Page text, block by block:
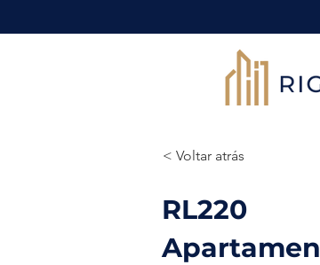
< Voltar atrás
RL220